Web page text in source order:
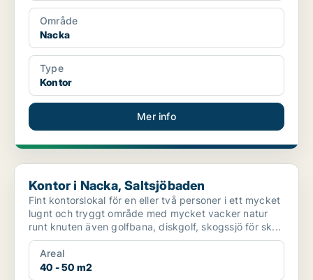
Område
Nacka
Type
Kontor
Mer info
Kontor i Nacka, Saltsjöbaden
Kontor i Nacka, Saltsjöbaden
Fint kontorslokal för en eller två personer i ett mycket
lugnt och tryggt område med mycket vacker natur
runt knuten även golfbana, diskgolf, skogssjö för sk...
Areal
40 - 50 m2